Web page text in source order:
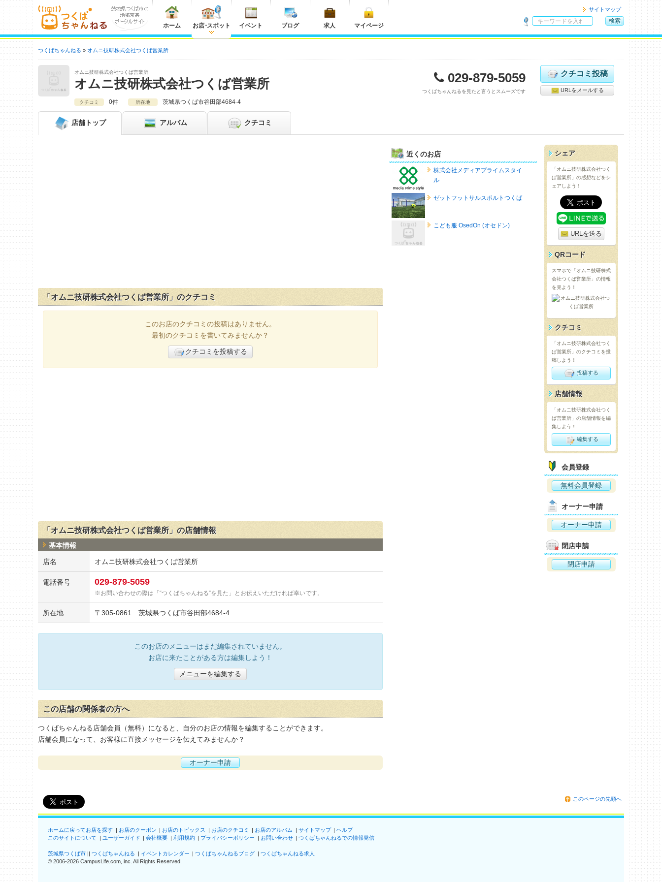
ホーム お店・スポット イベント ブログ 求人 マイページ
サイトマップ
内
索
検索
つくばちゃんねる オムニ技研株式会社つくば営業所
オムニ技研株式会社つくば営業所
オムニ技研株式会社つくば営業所 029-879-5059
つくばちゃんねるを見たと言うとスムーズです
クチコミ投稿
URLをメールする
クチコミ 0件 所在地 茨城県つくば市谷田部4684-4
店舗 トップ アルバム クチコミ
「オムニ技研株式会社つくば営業所」のクチコミ
このお店のクチコミの投稿はありません。
最初のクチコミを書いてみませんか？
クチコミを投稿する
「オムニ技研株式会社つくば営業所」の店舗情報
基本情報
店名 オムニ技研株式会社つくば営業所
電話番号 029-879-5059
お問い合わせの際は「“つくばちゃんねる”を見た」とお伝えいただければ幸いです。
所在地 〒 305-0861 茨城県つくば市谷田部4684-4
このお店のメニューはまだ編集されていません。
お店に来たことがある方は編集しよう！
メニューを編集する
この店舗の関係者の方へ
つくばちゃんねる店舗会員（無料）になると、自分のお店の情報を編集することができます。
店舗会員になって、お客様に直接メッセージを伝えてみませんか？
オーナー申請
近くのお店
株式会社メディアプライムスタイ
ル
ゼットフットサルスポルトつくば
こども服 OsedOn (オセドン)
シェア
「オムニ技研株式会社つく
ば営業所」の感想などをシ
ェアしよう！
URLを送る
QRコード
スマホで「オムニ技研株式
会社つくば営業所」の情報
を見よう！
クチコミ
「オムニ技研株式会社つく
ば営業所」のクチコミを投
稿しよう！
投稿する
店舗情報
「オムニ技研株式会社つく
ば営業所」の店舗情報を編
集しよう！
編集する
会員登録
無料会員登録
オーナー申請
オーナー申請
閉店申請
閉店申請
このページの先頭へ
ホームに戻ってお店を探す お店のクーポン お店のトピックス お店のクチコミ お店のアルバム サイトマップ
ヘルプ
このサイトについて
ユーザーガイド 会社概要 利用規約 プライバシーポリシー お問い合わせ つくばちゃんねるでの情報発信
茨城県つくば市 つくばちゃんねる イベントカレンダー つくばちゃんねるブログ
つくばちゃんねる求人
© 2006-2026 CampusLife.com, inc. All Rights Reserved